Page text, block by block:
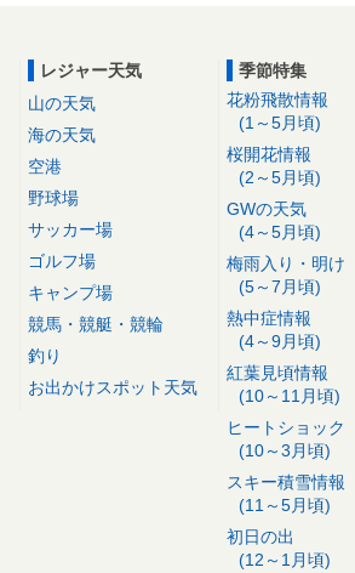
レジャー天気
山の天気
海の天気
空港
野球場
サッカー場
ゴルフ場
キャンプ場
競馬・競艇・競輪
釣り
お出かけスポット天気
季節特集
花粉飛散情報
(1～5月頃)
桜開花情報
(2～5月頃)
GWの天気
(4～5月頃)
梅雨入り・明け
(5～7月頃)
熱中症情報
(4～9月頃)
紅葉見頃情報
(10～11月頃)
ヒートショック
(10～3月頃)
スキー積雪情報
(11～5月頃)
初日の出
(12～1月頃)